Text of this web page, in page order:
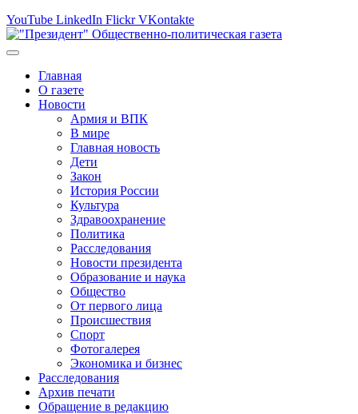
YouTube LinkedIn Flickr VKontakte
Главная
О газете
Новости
Армия и ВПК
В мире
Главная новость
Дети
Закон
История России
Культура
Здравоохранение
Политика
Расследования
Новости президента
Образование и наука
Общество
От первого лица
Происшествия
Спорт
Фотогалерея
Экономика и бизнес
Расследования
Архив печати
Обращение в редакцию